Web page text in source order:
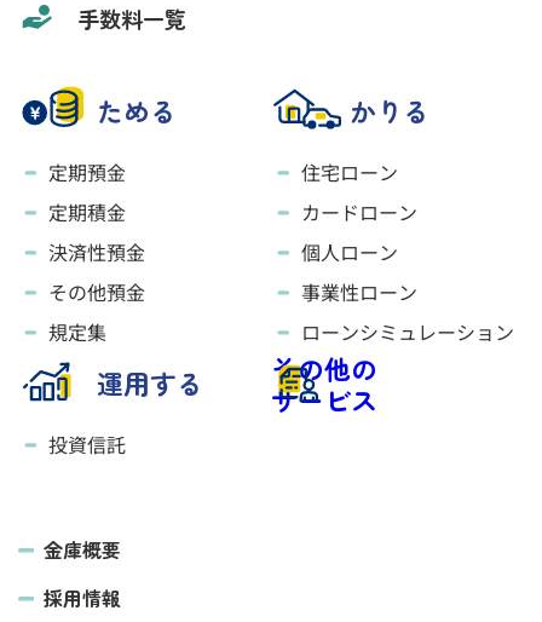
手数料一覧
ためる
定期預金
定期積金
決済性預金
その他預金
規定集
かりる
住宅ローン
カードローン
個人ローン
事業性ローン
ローンシミュレーション
運用する
投資信託
その他の
サービス
金庫概要
採用情報